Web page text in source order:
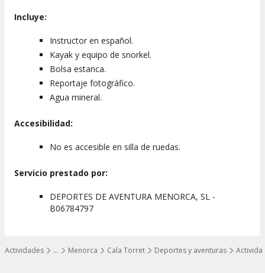
…
Mostrar todos los niveles
Actividades Menorca Cala Torret Deportes y aventuras
Incluye:
Instructor en español.
Kayak y equipo de snorkel.
Bolsa estanca.
Reportaje fotográfico.
Agua mineral.
Accesibilidad:
No es accesible en silla de ruedas.
Servicio prestado por:
DEPORTES DE AVENTURA MENORCA, SL -
B06784797